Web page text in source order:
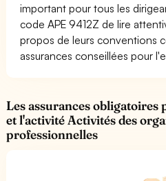
important pour tous les
code APE 9412Z de lire
propos de leurs conventions
assurances conseillées pour
Les assurances obligatoires
et l'activité Activités des
professionnelles